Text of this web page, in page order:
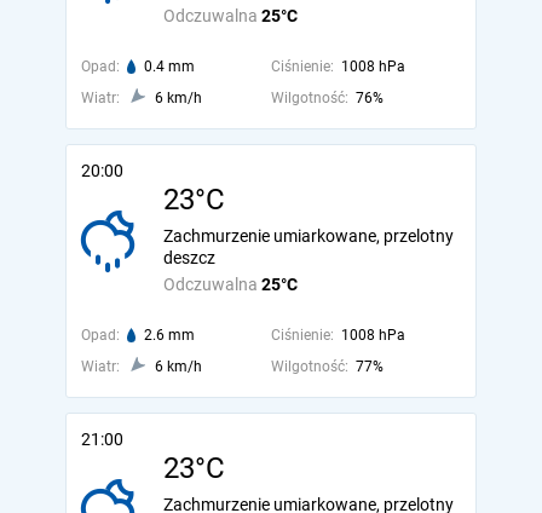
Odczuwalna 25°C
Opad: 0.4 mm Ciśnienie: 1008 hPa
Wiatr:
6 km/h Wilgotność: 76%
20:00
23°C
Odczuwalna 25°C
Zachmurzenie umiarkowane, przelotny
deszcz
Opad: 2.6 mm Ciśnienie: 1008 hPa
Wiatr:
6 km/h Wilgotność: 77%
21:00
23°C
Zachmurzenie umiarkowane, przelotny